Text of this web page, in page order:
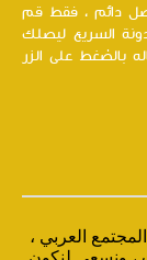
دائم ، فقط قم
السريع ليصلك
بالضغط على الزر
العربي ،